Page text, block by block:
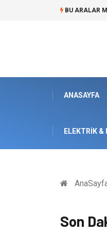
BU ARALAR
ANASAYFA
ELEKTRIK &
Son